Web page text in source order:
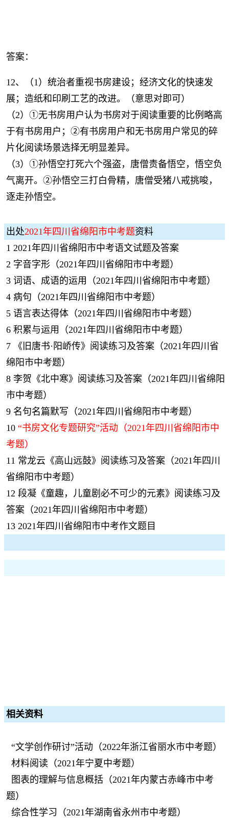
答案：
12、（1）统治者重视书房建设；经济文化的快速发
展；造纸和印刷工艺的改进。（意思对即可）
（2）①无书房用户认为书房对于阅读重要的比例略高
于有书房用户；②有书房用户和无书房用户常见的碎
片化阅读场景选择无明显差异。
（3）①孙悟空打死六个强盗，唐僧责备悟空，悟空负
气离开。②孙悟空三打白骨精，唐僧受猪八戒挑唆，
逐走孙悟空。
出处2021年四川省绵阳市中考题资料
1 2021年四川省绵阳市中考语文试题及答案
2 字音字形（2021年四川省绵阳市中考题）
3 词语、成语的运用（2021年四川省绵阳市中考题）
4 病句（2021年四川省绵阳市中考题）
5 语言表达得体（2021年四川省绵阳市中考题）
6 积累与运用（2021年四川省绵阳市中考题）
7
《旧唐书·阳峤传》阅读练习及答案（2021年四川省
绵阳市中考题）
8 李贺《北中寒》阅读练习及答案（2021年四川省绵阳
市中考题）
9 名句名篇默写（2021年四川省绵阳市中考题）
10 “书房文化专题研究”活动（2021年四川省绵阳市中
考题）
11 常龙云《高山远鼓》阅读练习及答案（2021年四川
省绵阳市中考题）
12 段凝《童趣，儿童剧必不可少的元素》阅读练习及
答案（2021年四川省绵阳市中考题）
13 2021年四川省绵阳市中考作文题目
相关资料
“文学创作研讨”活动（2022年浙江省丽水市中考题）
材料阅读（2021年宁夏中考题）
图表的理解与信息概括（2021年内蒙古赤峰市中考
题）
综合性学习（2021年湖南省永州市中考题）